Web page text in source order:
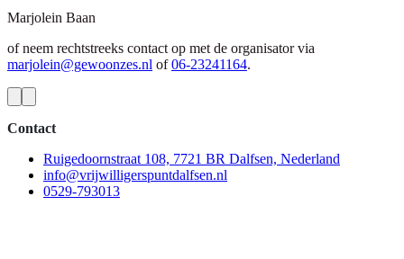
Marjolein Baan
of neem rechtstreeks contact op met de organisator via
marjolein@gewoonzes.nl of 06-23241164.
Contact
Ruigedoornstraat 108, 7721 BR Dalfsen, Nederland
info@vrijwilligerspuntdalfsen.nl
0529-793013